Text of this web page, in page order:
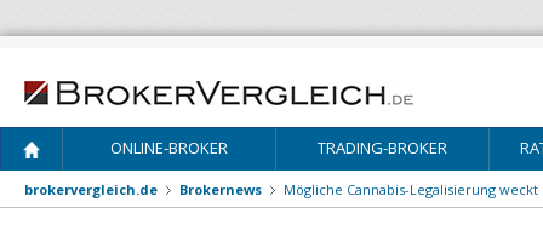
ONLINE-BROKER TRADING-BROKER
brokervergleich.de Brokernews Mögliche Cannabis-Legalisierung